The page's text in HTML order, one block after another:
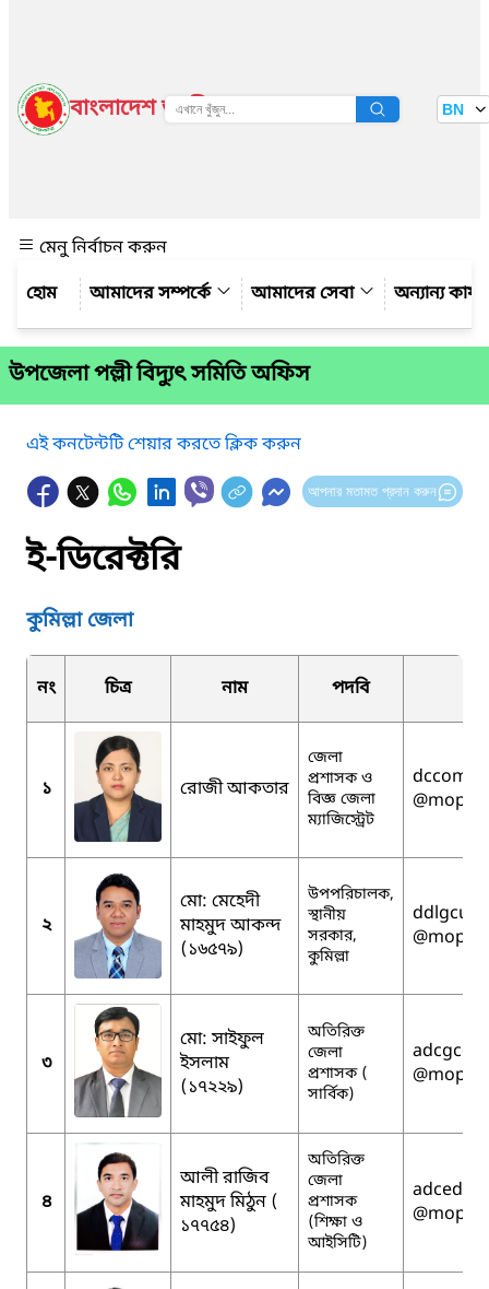
বাংলাদেশ জাতীয় তথ্য বাতায়ন BN
মেনু নির্বাচন করুন
আমাদের সম্পর্কে
আমাদের সেবা অন্যান্য
উপজেলা পল্লী বিদ্যুৎ সমিতি অফিস
এই কনটেন্টটি শেয়ার করতে ক্লিক করুন
আপনার মতামত প্রদান করুন
ই-ডিরেক্টরি
কুমিল্লা জেলা
নং চিত্র নাম পদবি
১ রোজী আকতার
জেলা
প্রশাসক ও
বিজ্ঞ জেলা
ম্যাজিস্ট্রেট
২
মো: মেহেদী
মাহমুদ আকন্দ
(১৬৫৭৯)
উপপরিচালক,
স্থানীয়
সরকার,
কুমিল্লা
৩
মো: সাইফুল
ইসলাম
(১৭২২৯)
অতিরিক্ত
জেলা
প্রশাসক (
সার্বিক)
৪
আলী রাজিব
মাহমুদ মিঠুন (
১৭৭৫৪)
অতিরিক্ত
জেলা
প্রশাসক
(শিক্ষা ও
আইসিটি)